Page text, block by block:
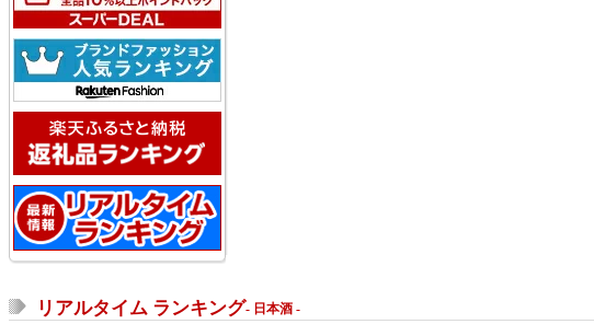
リアルタイム ランキング- 日本酒 -